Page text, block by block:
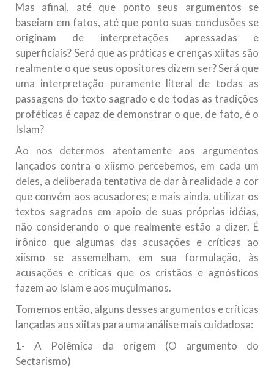
Mas afinal, até que ponto seus argumentos se
baseiam em fatos, até que ponto suas conclusões se
originam de interpretações apressadas e
superficiais? Será que as práticas e crenças xiitas são
realmente o que seus opositores dizem ser? Será que
uma interpretação puramente literal de todas as
passagens do texto sagrado e de todas as tradições
proféticas é capaz de demonstrar o que, de fato, é o
Islam?
Ao nos determos atentamente aos argumentos
lançados contra o xiismo percebemos, em cada um
deles, a deliberada tentativa de dar à realidade a cor
que convém aos acusadores; e mais ainda, utilizar os
textos sagrados em apoio de suas próprias idéias,
não considerando o que realmente estão a dizer. É
irônico que algumas das acusações e críticas ao
xiismo se assemelham, em sua formulação, às
acusações e críticas que os cristãos e agnósticos
fazem ao Islam e aos muçulmanos.
Tomemos então, alguns desses argumentos e críticas
lançadas aos xiitas para uma análise mais cuidadosa:
1- A Polêmica da origem (O argumento do
Sectarismo)